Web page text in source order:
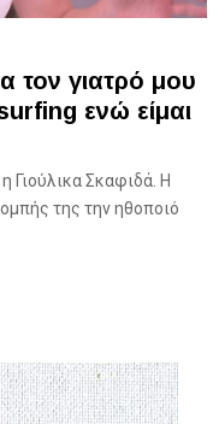
τον γιατρό μου
ενώ είμαι
Γιούλικα Σκαφιδά. Η
της την ηθοποιό